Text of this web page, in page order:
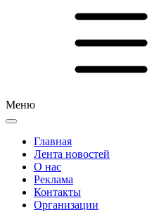
Меню
Главная
Лента новостей
О нас
Реклама
Контакты
Организации